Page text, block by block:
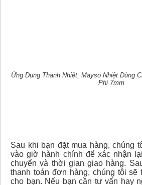
Ứng Dụng Thanh Nhiệt, Mayso Nhiệt Dùng
Phi 7mm
Sau khi bạn đặt mua hàng, chúng
vào giờ hành chính để xác nhận
chuyển và thời gian giao hàng.
thanh toán đơn hàng, chúng tôi sẽ
cho bạn. Nếu bạn cần tư vấn hay